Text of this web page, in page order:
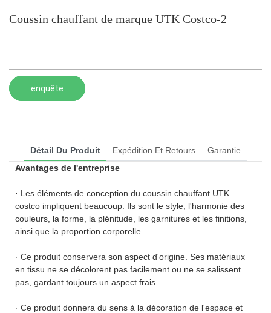
Coussin chauffant de marque UTK Costco-2
enquête
Détail Du Produit Expédition Et Retours
Garantie
Avantages de l'entreprise
· Les éléments de conception du coussin chauffant UTK
costco impliquent beaucoup. Ils sont le style, l'harmonie des
couleurs, la forme, la plénitude, les garnitures et les finitions,
ainsi que la proportion corporelle.
· Ce produit conservera son aspect d'origine. Ses matériaux
en tissu ne se décolorent pas facilement ou ne se salissent
pas, gardant toujours un aspect frais.
· Ce produit donnera du sens à la décoration de l'espace et